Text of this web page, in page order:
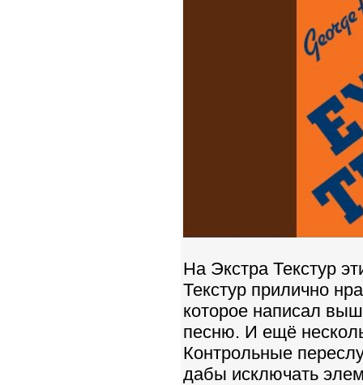
На Экстра Текстур
Текстур прилично
которое написал
песню. И ещё
Контрольные
дабы исключать